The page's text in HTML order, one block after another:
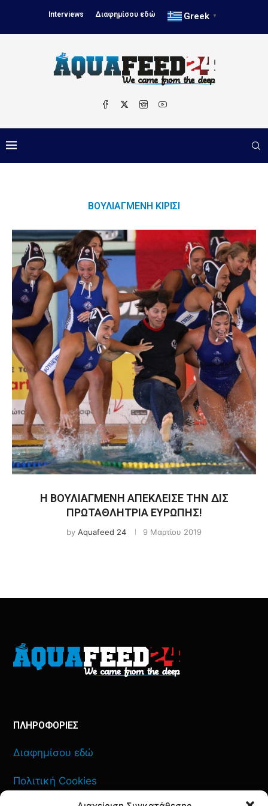
Interviews Διαφημίσου εδώ Greek ▼
ΒΟΥΛΙΑΓΜΈΝΗ ΚΊΡΙΣΙ
Η ΒΟΥΛΙΑΓΜΕΝΗ ΑΠΕΚΛΕΙΣΕ ΤΗΝ ΔΙΣ
ΠΡΩΤΑΘΛΗΤΡΙΑ ΕΥΡΩΠΗΣ!
by Aquafeed 24 9 Μαρτίου 2019
ΠΛΗΡΟΦΟΡΙΕΣ
Διαφημίσου εδώ
Πολιτική Cookies